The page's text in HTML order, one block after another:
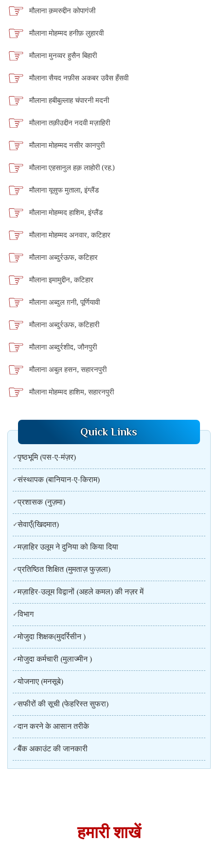
मौलाना क़मरुद्दीन कोपागंजी
मौलाना मोहम्मद हनीफ़ लुहारवी
मौलाना मुनव्वर हुसैन बिहारी
मौलाना सैयद नफ़ीस अकबर उवैस हँसवी
मौलाना हबीबुल्लाह चंपारनी मदनी
मौलाना तक़ीउद्दीन नदवी मज़ाहिरी
मौलाना मोहम्मद नसीर कानपुरी
मौलाना एहसानुल हक़ लाहोरी (रह.)
मौलाना यूसुफ मुताला, इंग्लैंड
मौलाना मोहम्मद हाशिम, इंग्लैंड
मौलाना मोहम्मद अनवार, कटिहार
मौलाना अब्दुर्रऊफ, कटिहार
मौलाना इमामुद्दीन, कटिहार
मौलाना अब्दुल ग़नी, पूर्णियावी
मौलाना अब्दुर्रऊफ, कटिहारी
मौलाना अब्दुर्रशीद, जौनपुरी
मौलाना अबुल हसन, सहारनपुरी
मौलाना मोहम्मद हाशिम, सहारनपुरी
Quick Links
पृष्ठभूमि (पस-ए-मंज़र)
संस्थापक (बानियान-ए-किराम)
प्रशासक (नुज़मा)
सेवाएँ(खिदमात)
मज़ाहिर उलूम ने दुनिया को किया दिया
प्रतिष्ठित शिक्षित (मुमताज़ फुज़ला)
मज़ाहिर-उलूम विद्वानों (अहले कमल) की नज़र में
विभाग
मोजुदा शिक्षक(मुदर्रिसीन )
मोजुदा कर्मचारी (मुलाज्मीन )
योजनाए (मनसूबे)
सफीरों की सूची (फेहरिस्त सुफरा)
दान करने के आसान तरीके
बैंक अकाउंट की जानकारी
हमारी शाखें